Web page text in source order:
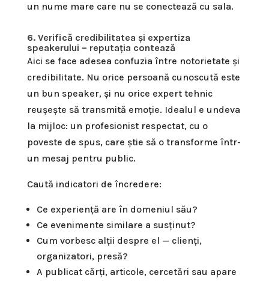
un nume mare care nu se conectează cu sala.
6. Verifică credibilitatea și expertiza
speakerului – reputația contează
Aici se face adesea confuzia între notorietate și
credibilitate. Nu orice persoană cunoscută este
un bun speaker, și nu orice expert tehnic
reușește să transmită emoție. Idealul e undeva
la mijloc: un profesionist respectat, cu o
poveste de spus, care știe să o transforme într-
un mesaj pentru public.
Caută indicatori de încredere:
Ce experiență are în domeniul său?
Ce evenimente similare a susținut?
Cum vorbesc alții despre el — clienți,
organizatori, presă?
A publicat cărți, articole, cercetări sau apare